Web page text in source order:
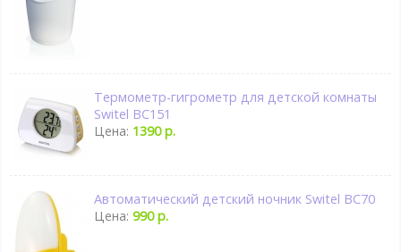
Термометр-гигрометр для детской комнаты
Switel BC151
Цена: 1390 р.
Автоматический детский ночник Switel BC70
Цена:990 р.